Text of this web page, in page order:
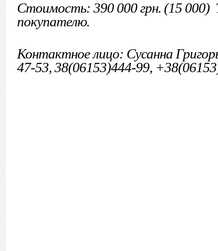
Стоимость: 390 000 грн. (15 000)
покупателю.
Контактное лицо: Сусанна
47-53, 38(06153)444-99,